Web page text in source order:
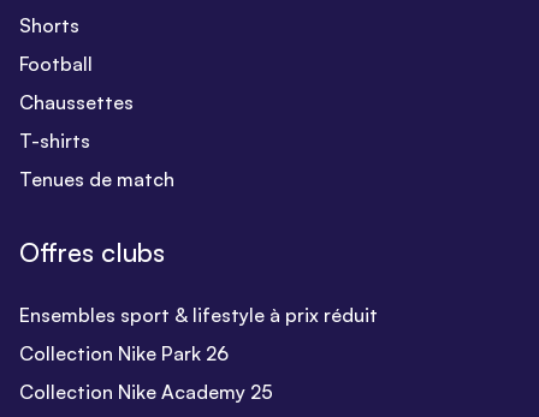
Shorts
Football
Chaussettes
T-shirts
Tenues de match
Offres clubs
Ensembles sport & lifestyle à prix réduit
Collection Nike Park 26
Collection Nike Academy 25